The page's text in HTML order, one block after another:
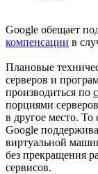
Google обещает
компенсации в
Плановые
серверов и
производиться по
порциями
в другое место. То
Google
виртуальной
без прекращения
сервисов.